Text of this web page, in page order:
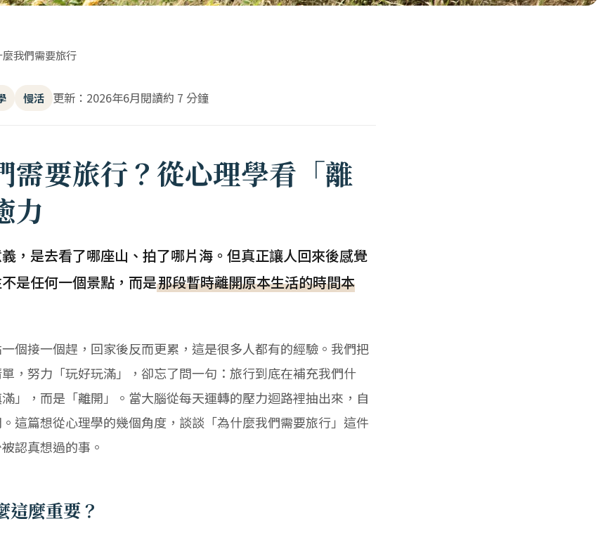
我們需要旅行
慢活 更新：2026年6月閱讀約 7 分鐘
需要旅行？從心理學看「離
力
，是去看了哪座山、拍了哪片海。但真正讓人回來後感覺
不是任何一個景點，而是那段暫時離開原本生活的時間本
個接一個趕，回家後反而更累，這是很多人都有的經驗。我們把
，努力「玩好玩滿」，卻忘了問一句：旅行到底在補充我們什
」，而是「離開」。當大腦從每天運轉的壓力迴路裡抽出來，自
這篇想從心理學的幾個角度，談談「為什麼我們需要旅行」這件
認真想過的事。
這麼重要？